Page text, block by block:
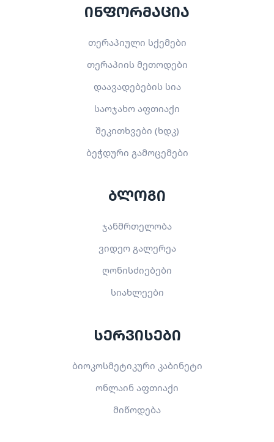
ინფორმაცია
თერაპიული სქემები
თერაპიის მეთოდები
დაავადებების სია
საოჯახო აფთიაქი
შეკითხვები (ხდკ)
ბეჭდური გამოცემები
ბლოგი
ჯანმრთელობა
ვიდეო გალერეა
ღონისძიებები
სიახლეები
სერვისები
ბიოკოსმეტიკური კაბინეტი
ონლაინ აფთიაქი
მიწოდება